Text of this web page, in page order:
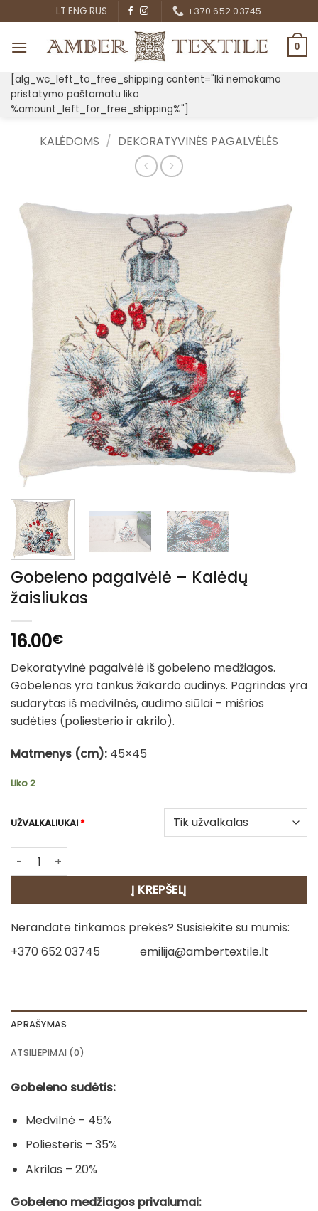
to
content
LT ENG RUS +370 652 03745
0
[alg_wc_left_to_free_shipping content="Iki nemokamo
pristatymo paštomatu liko
%amount_left_for_free_shipping%"]
KALĖDOMS / DEKORATYVINĖS PAGALVĖLĖS
Gobeleno pagalvėlė – Kalėdų
žaisliukas
16.00€
Dekoratyvinė pagalvėlė iš gobeleno medžiagos.
Gobelenas yra tankus žakardo audinys. Pagrindas yra
sudarytas iš medvilnės, audimo siūlai – mišrios
sudėties (poliesterio ir akrilo).
Matmenys (cm): 45×45
Liko 2
UŽVALKALIUKAI*
produkto kiekis: Gobeleno pagalvėlė - Kalėdų žaisliukas
Į KREPŠELĮ
Nerandate tinkamos prekės? Susisiekite su mumis:
+370 652 03745
emilija@ambertextile.lt
APRAŠYMAS
ATSILIEPIMAI (0)
Gobeleno sudėtis:
Medvilnė – 45%
Poliesteris – 35%
Akrilas – 20%
Gobeleno medžiagos privalumai: